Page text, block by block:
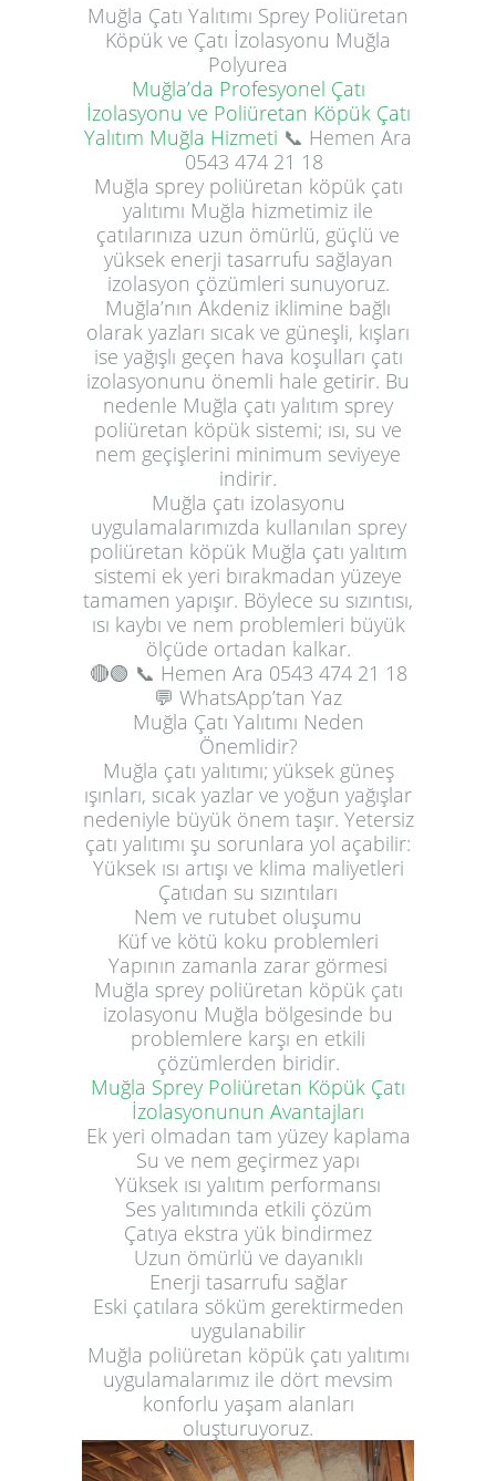
Muğla Çatı Yalıtımı Sprey Poliüretan
Köpük ve Çatı İzolasyonu Muğla
Polyurea
Muğla’da Profesyonel Çatı
İzolasyonu ve Poliüretan Köpük Çatı
Yalıtım Muğla Hizmeti 📞 Hemen Ara
0543 474 21 18
Muğla sprey poliüretan köpük çatı
yalıtımı Muğla hizmetimiz ile
çatılarınıza uzun ömürlü, güçlü ve
yüksek enerji tasarrufu sağlayan
izolasyon çözümleri sunuyoruz.
Muğla’nın Akdeniz iklimine bağlı
olarak yazları sıcak ve güneşli, kışları
ise yağışlı geçen hava koşulları çatı
izolasyonunu önemli hale getirir. Bu
nedenle Muğla çatı yalıtım sprey
poliüretan köpük sistemi; ısı, su ve
nem geçişlerini minimum seviyeye
indirir.
Muğla çatı izolasyonu
uygulamalarımızda kullanılan sprey
poliüretan köpük Muğla çatı yalıtım
sistemi ek yeri bırakmadan yüzeye
tamamen yapışır. Böylece su sızıntısı,
ısı kaybı ve nem problemleri büyük
ölçüde ortadan kalkar.
🔴🟢 📞 Hemen Ara 0543 474 21 18
💬 WhatsApp’tan Yaz
Muğla Çatı Yalıtımı Neden
Önemlidir?
Muğla çatı yalıtımı; yüksek güneş
ışınları, sıcak yazlar ve yoğun yağışlar
nedeniyle büyük önem taşır. Yetersiz
çatı yalıtımı şu sorunlara yol açabilir:
Yüksek ısı artışı ve klima maliyetleri
Çatıdan su sızıntıları
Nem ve rutubet oluşumu
Küf ve kötü koku problemleri
Yapının zamanla zarar görmesi
Muğla sprey poliüretan köpük çatı
izolasyonu Muğla bölgesinde bu
problemlere karşı en etkili
çözümlerden biridir.
Muğla Sprey Poliüretan Köpük Çatı
İzolasyonunun Avantajları
Ek yeri olmadan tam yüzey kaplama
Su ve nem geçirmez yapı
Yüksek ısı yalıtım performansı
Ses yalıtımında etkili çözüm
Çatıya ekstra yük bindirmez
Uzun ömürlü ve dayanıklı
Enerji tasarrufu sağlar
Eski çatılara söküm gerektirmeden
uygulanabilir
Muğla poliüretan köpük çatı yalıtımı
uygulamalarımız ile dört mevsim
konforlu yaşam alanları
oluşturuyoruz.